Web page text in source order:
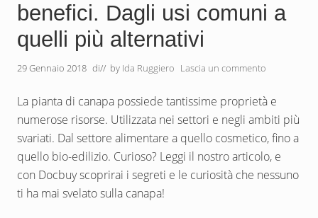
benefici. Dagli usi comuni a
quelli più alternativi
29 Gennaio 2018 di// by Ida Ruggiero Lascia un commento
La pianta di canapa possiede tantissime proprietà e
numerose risorse. Utilizzata nei settori e negli ambiti più
svariati. Dal settore alimentare a quello cosmetico, fino a
quello bio-edilizio. Curioso? Leggi il nostro articolo, e
con Docbuy scoprirai i segreti e le curiosità che nessuno
ti ha mai svelato sulla canapa!